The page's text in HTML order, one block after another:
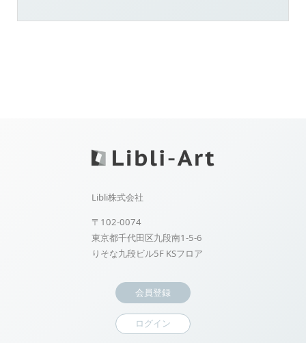
Libli株式会社
〒102-0074
東京都千代田区九段南1-5-6
りそな九段ビル5F KSフロア
会員登録
ログイン